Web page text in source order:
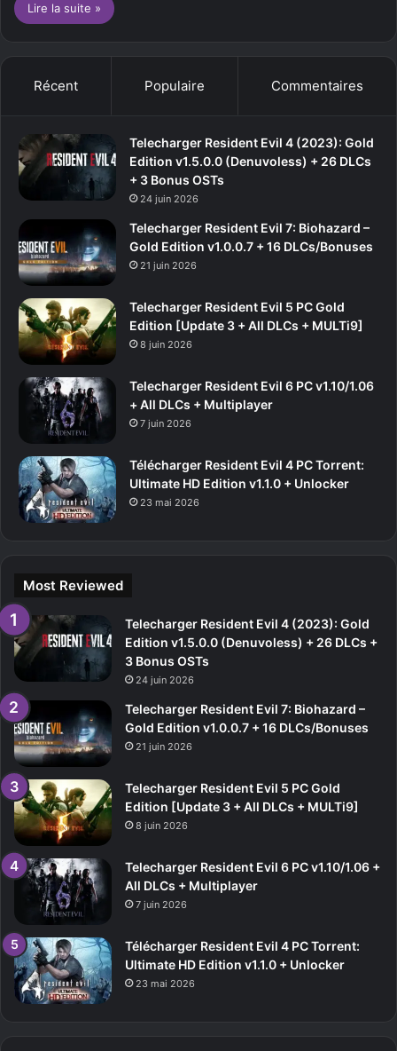
Lire la suite »
Récent Populaire Commentaires
Telecharger Resident Evil 4 (2023): Gold
Edition v1.5.0.0 (Denuvoless) + 26 DLCs
+ 3 Bonus OSTs
24 juin 2026
Telecharger Resident Evil 7: Biohazard –
Gold Edition v1.0.0.7 + 16 DLCs/Bonuses
21 juin 2026
Telecharger Resident Evil 5 PC Gold
Edition [Update 3 + All DLCs + MULTi9]
8 juin 2026
Telecharger Resident Evil 6 PC v1.10/1.06
+ All DLCs + Multiplayer
7 juin 2026
Télécharger Resident Evil 4 PC Torrent:
Ultimate HD Edition v1.1.0 + Unlocker
23 mai 2026
Most Reviewed
Telecharger Resident Evil 4 (2023): Gold
Edition v1.5.0.0 (Denuvoless) + 26 DLCs +
3 Bonus OSTs
24 juin 2026
Telecharger Resident Evil 7: Biohazard –
Gold Edition v1.0.0.7 + 16 DLCs/Bonuses
21 juin 2026
Telecharger Resident Evil 5 PC Gold
Edition [Update 3 + All DLCs + MULTi9]
8 juin 2026
Telecharger Resident Evil 6 PC v1.10/1.06 +
All DLCs + Multiplayer
7 juin 2026
Télécharger Resident Evil 4 PC Torrent:
Ultimate HD Edition v1.1.0 + Unlocker
23 mai 2026